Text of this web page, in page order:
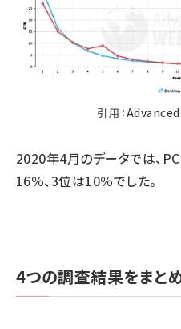
引用：Advanced
2020年4月のデータでは、
16％、3位は10％でした。
4つの調査結果をまと